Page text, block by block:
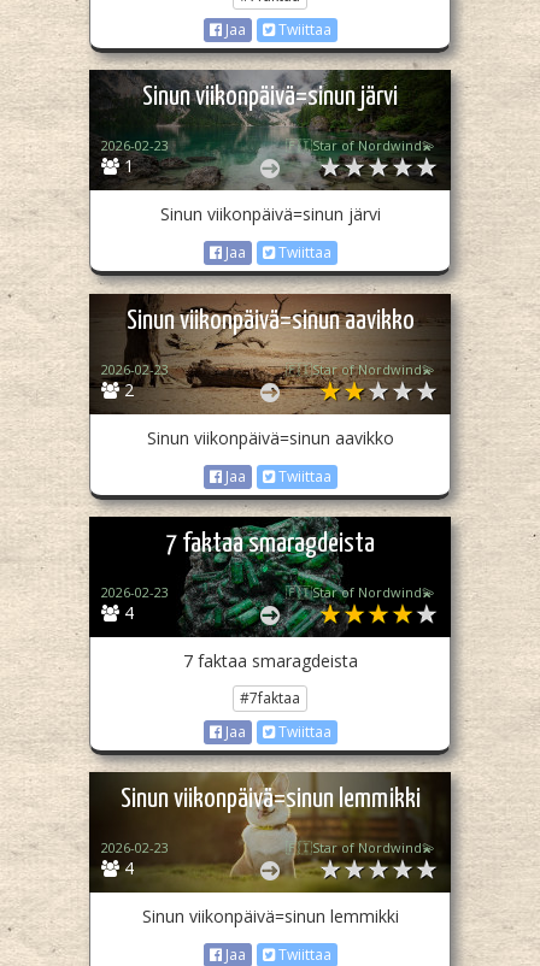
Jaa
Twiittaa
Sinun viikonpäivä=sinun järvi
1
2026-02-23 🇫🇮Star of Nordwind💫
Sinun viikonpäivä=sinun järvi
Jaa Twiittaa
Sinun viikonpäivä=sinun aavikko
2
2026-02-23 🇫🇮Star of Nordwind💫
Sinun viikonpäivä=sinun aavikko
Jaa Twiittaa
7 faktaa smaragdeista
4
2026-02-23 🇫🇮Star of Nordwind💫
7 faktaa smaragdeista
#7faktaa
Jaa
Twiittaa
Sinun viikonpäivä=sinun lemmikki
4
2026-02-23 🇫🇮Star of Nordwind💫
Sinun viikonpäivä=sinun lemmikki
Jaa Twiittaa